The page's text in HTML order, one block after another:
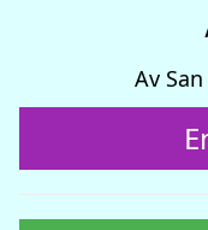
Av